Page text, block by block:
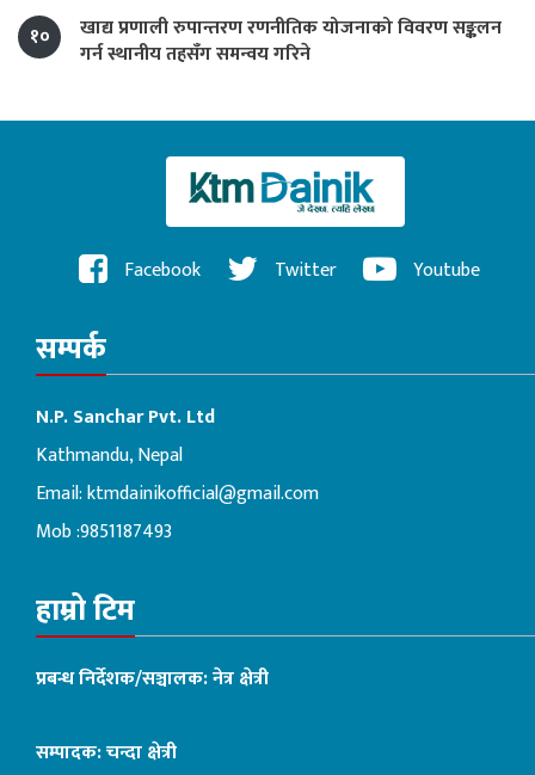
१०
खाद्य प्रणाली रुपान्तरण रणनीतिक योजनाको विवरण सङ्कलन
गर्न स्थानीय तहसँग समन्वय गरिने
Facebook Twitter Youtube
सम्पर्क
N.P. Sanchar Pvt. Ltd
Kathmandu, Nepal
Email:ktmdainikofficial@gmail.com
Mob :9851187493
हाम्रो टिम
प्रबन्ध निर्देशक/सञ्चालक: नेत्र क्षेत्री
सम्पादक: चन्दा क्षेत्री